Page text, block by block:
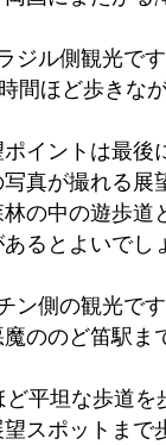
ジル側観光で
間ほど歩きな
イントは最後
真が撮れる展
の中の遊歩道
るとよいでし
ン側の観光で
ののど笛駅ま
ど平坦な歩道を
スポットまで